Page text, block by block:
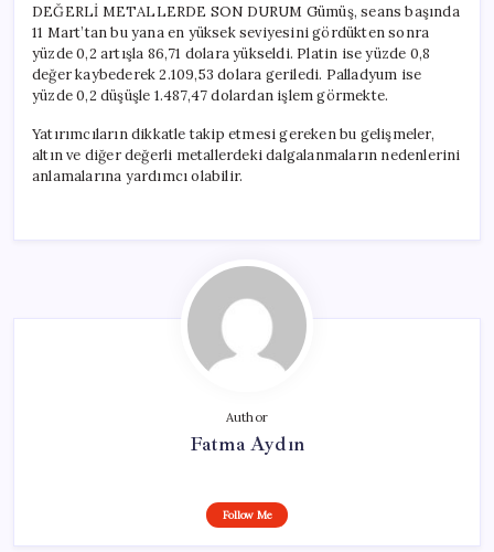
DEĞERLİ METALLERDE SON DURUM Gümüş, seans başında
11 Mart’tan bu yana en yüksek seviyesini gördükten sonra
yüzde 0,2 artışla 86,71 dolara yükseldi. Platin ise yüzde 0,8
değer kaybederek 2.109,53 dolara geriledi. Palladyum ise
yüzde 0,2 düşüşle 1.487,47 dolardan işlem görmekte.
Yatırımcıların dikkatle takip etmesi gereken bu gelişmeler,
altın ve diğer değerli metallerdeki dalgalanmaların nedenlerini
anlamalarına yardımcı olabilir.
Author
Fatma Aydın
Follow Me